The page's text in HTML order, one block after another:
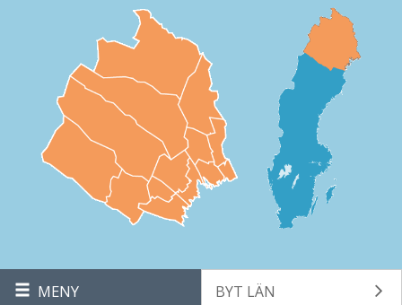
MENY BYT LÄN